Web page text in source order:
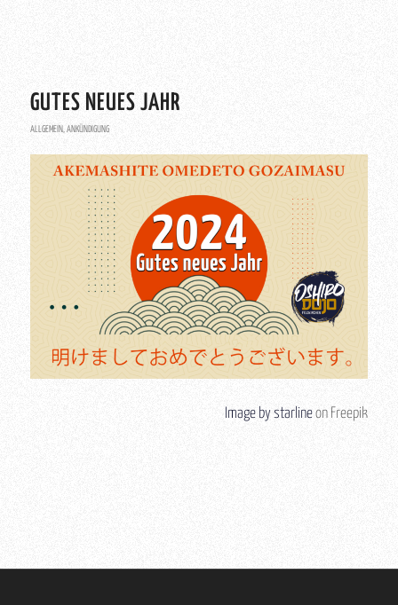
GUTES NEUES JAHR
ALLGEMEIN, ANKÜNDIGUNG
Image by starlineon Freepik